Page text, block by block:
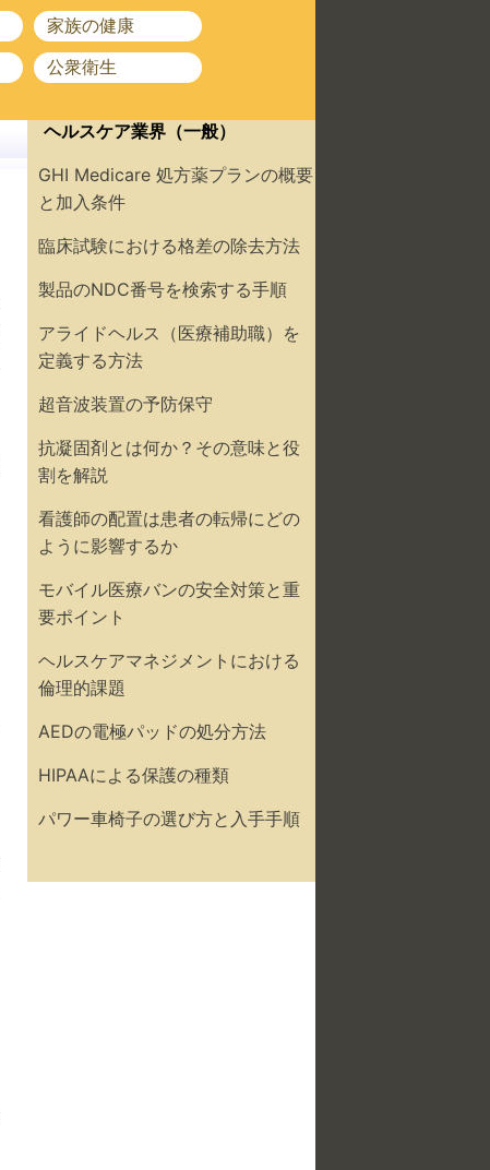
家族の健康
公衆衛生
ヘルスケア業界（一般）
GHI Medicare 処方薬プランの概要
と加入条件
臨床試験における格差の除去方法
製品のNDC番号を検索する手順
アライドヘルス（医療補助職）を
定義する方法
超音波装置の予防保守
抗凝固剤とは何か？その意味と役
割を解説
看護師の配置は患者の転帰にどの
ように影響するか
モバイル医療バンの安全対策と重
要ポイント
ヘルスケアマネジメントにおける
倫理的課題
AEDの電極パッドの処分方法
HIPAAによる保護の種類
パワー車椅子の選び方と入手手順